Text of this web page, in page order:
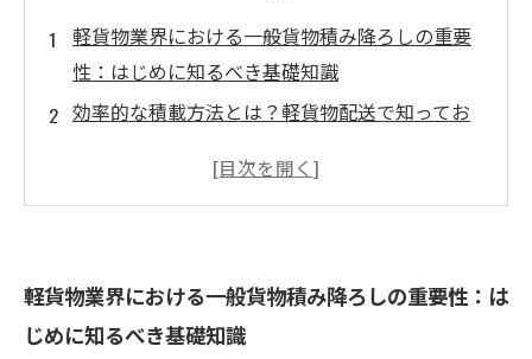
軽貨物業界における一般貨物積み降ろしの重要
性：はじめに知るべき基礎知識
効率的な積載方法とは？軽貨物配送で知ってお
フォークリフトと手作業の安全な取り扱いポイ
と未然防止のための対策
積み降ろし技術をマスターして配送品質を向上
軽貨物業界における一般貨物積み降ろしの重要性：は
じめに知るべき基礎知識